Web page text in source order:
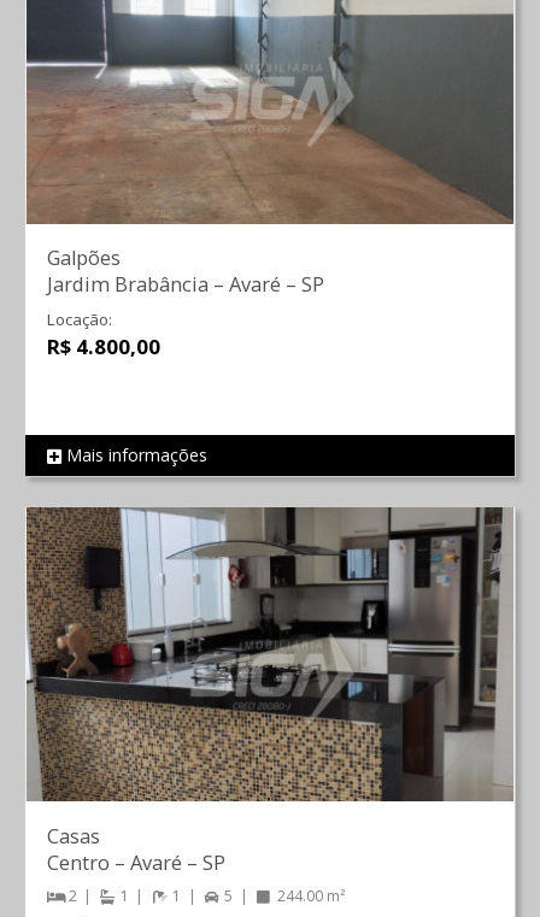
REF 2154
Galpões
Jardim Brabância – Avaré – SP
Locação:
R$ 4.800,00
Mais informações
Casas
Centro – Avaré – SP
2 1 1 5 244.00 m²